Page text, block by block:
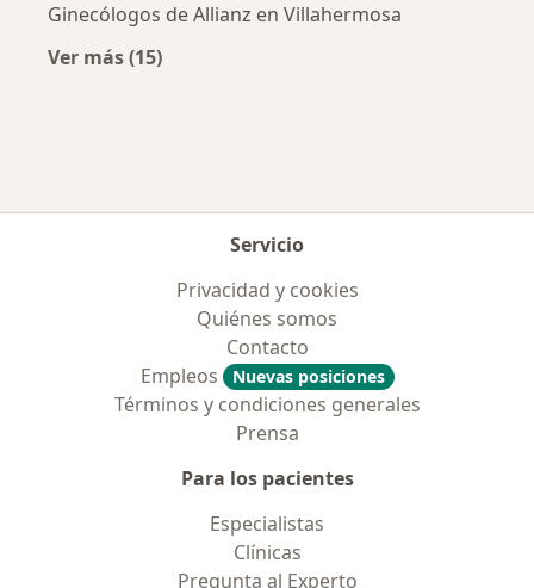
Ginecólogos de Allianz en Villahermosa
Ver más (15)
Servicio
Privacidad y cookies
Quiénes somos
Contacto
Empleos
Nuevas posiciones
Términos y condiciones generales
Prensa
Para los pacientes
Especialistas
Clínicas
Pregunta al Experto